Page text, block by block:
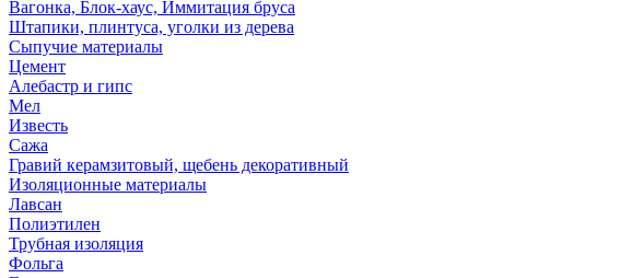
Вагонка, Блок-хаус, Иммитация бруса
Штапики, плинтуса, уголки из дерева
Сыпучие материалы
Цемент
Алебастр и гипс
Мел
Известь
Сажа
Гравий керамзитовый, щебень декоративный
Изоляционные материалы
Лавсан
Полиэтилен
Трубная изоляция
Фольга